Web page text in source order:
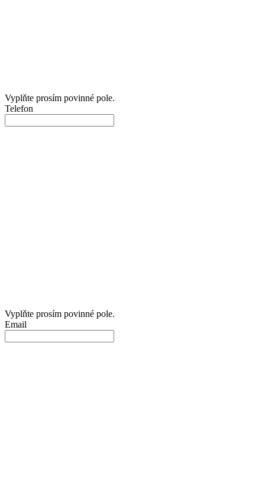
Vyplňte prosím povinné pole.
Telefon
Vyplňte prosím povinné pole.
Email